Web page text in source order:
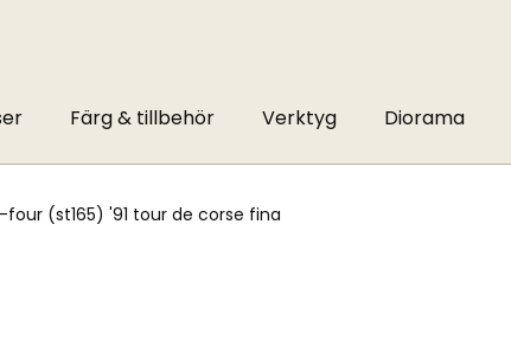
Färg & tillbehör Verktyg Diorama
(st165) '91 tour de corse fina